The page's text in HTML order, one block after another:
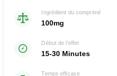
Ingrédient du comprimé
100mg
Début de l'effet
15-30 Minutes
Temps efficace